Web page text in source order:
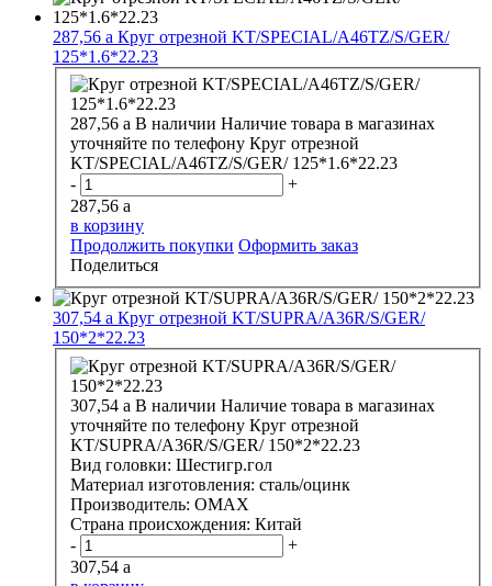
287,56 a Круг отрезной KT/SPECIAL/A46TZ/S/GER/
125*1.6*22.23
287,56 a В наличии Наличие товара в магазинах
уточняйте по телефону Круг отрезной
KT/SPECIAL/A46TZ/S/GER/ 125*1.6*22.23
-
+
287,56 a
в корзину
Продолжить покупки Оформить заказ
Поделиться
307,54 a Круг отрезной KT/SUPRA/A36R/S/GER/
150*2*22.23
307,54 a В наличии Наличие товара в магазинах
уточняйте по телефону Круг отрезной
KT/SUPRA/A36R/S/GER/ 150*2*22.23
Вид головки: Шестигр.гол
Материал изготовления: сталь/оцинк
Производитель: ОМАХ
Страна происхождения: Китай
-
+
307,54 a